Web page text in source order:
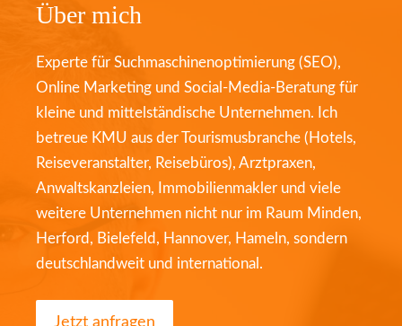
Über mich
Experte für Suchmaschinenoptimierung (SEO),
Online Marketing und Social-Media-Beratung für
kleine und mittelständische Unternehmen. Ich
betreue KMU aus der Tourismusbranche (Hotels,
Reiseveranstalter, Reisebüros), Arztpraxen,
Anwaltskanzleien, Immobilienmakler und viele
weitere Unternehmen nicht nur im Raum Minden,
Herford, Bielefeld, Hannover, Hameln, sondern
deutschlandweit und international.
Jetzt anfragen